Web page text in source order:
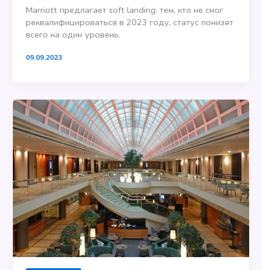
Marriott предлагает soft landing: тем, кто не смог
реквалифицироваться в 2023 году, статус понизят
всего на один уровень.
09.09.2023